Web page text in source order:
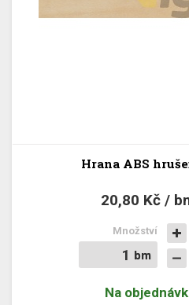
Hrana ABS
20,80 Kč /
bm
bm
Množství
Na